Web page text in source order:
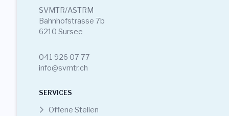
SVMTR/ASTRM
Bahnhofstrasse 7b
6210 Sursee
041 926 07 77
info@svmtr.ch
SERVICES
Offene Stellen